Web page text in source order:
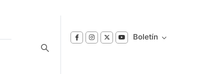
Boletín